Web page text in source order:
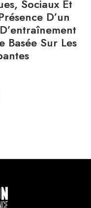
Sociaux Et
D’un
Basée Sur Les